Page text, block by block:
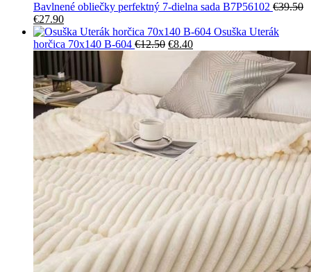
Bavlnené obliečky perfektný 7-dielna sada B7P56102 €39.50
Pôvodná
cena
bola:
€27.90Aktuálna
cena
je:
€27.90.
Osuška Uterák
horčica 70x140 B-604 €12.50 Pôvodná
bola:
€12.50.
€8.40Aktuálna
cena
€8.40.